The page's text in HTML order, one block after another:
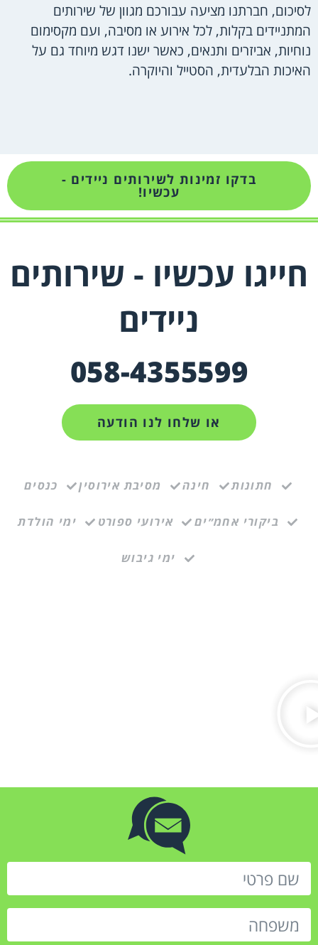
לסיכום, חברתנו מציעה עבורכם מגוון של שירותים
המתניידים בקלות, לכל אירוע או מסיבה, ועם מקסימום
נוחיות, אביזרים ותנאים, כאשר ישנו דגש מיוחד גם על
האיכות הבלעדית, הסטייל והיוקרה.
בדקו זמינות לשירותים ניידים -
עכשיו!
שירותים ניידים מפוארים נגישים
חייגו עכשיו - שירותים
ניידים
058-4355599
או שלחו לנו הודעה
חתונות חינה מסיבת אירוסין כנסים
ביקורי אחמ״ים אירועי ספורט ימי הולדת
ימי גיבוש